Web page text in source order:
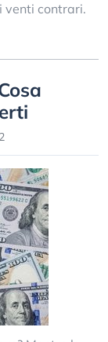
venti contrari.